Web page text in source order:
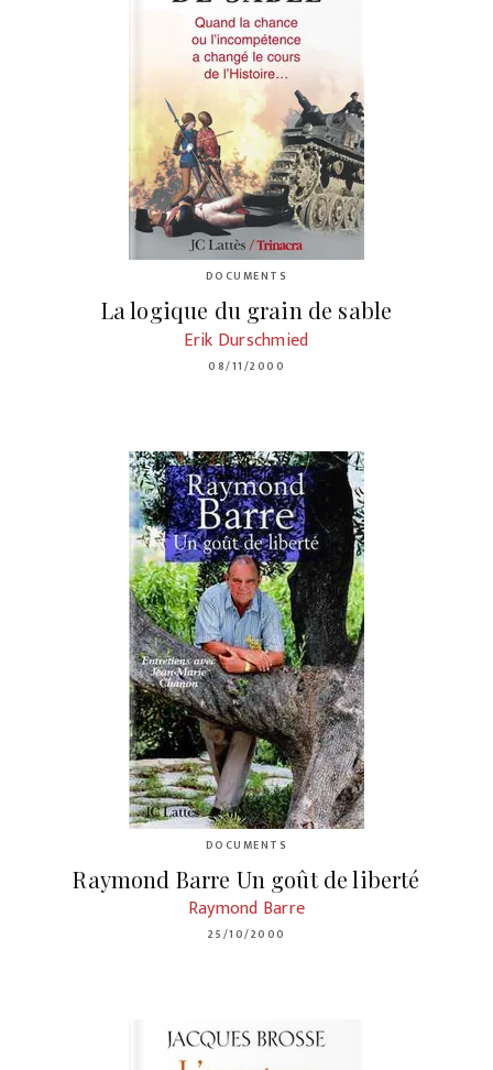
DOCUMENTS
La logique du grain de sable
Erik Durschmied
08/11/2000
DOCUMENTS
Raymond Barre Un goût de liberté
Raymond Barre
25/10/2000